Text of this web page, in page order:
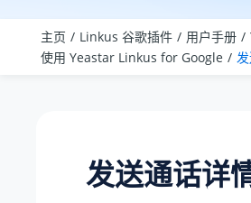
主页 Linkus 谷歌插件 用户手册
使用 Yeastar Linkus for Google
发送通话详